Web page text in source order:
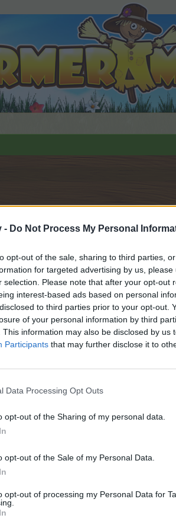
- Do Not Process My Personal
opt-out of the sale, sharing to third parties,
for targeted advertising by us,
selection. Please note that after your opt-out
interest-based ads based on personal
to third parties prior to your opt-out.
of your personal information by third
This information may also be disclosed by us
Participants that may further disclose it to
Data Processing Opt Outs
opt-out of the Sharing of my personal data.
opt-out of the Sale of my Personal Data.
opt-out of processing my Personal Data for
и да участвате в дискусиите,
се, ако нямате собствен
Уважаеми
ви празнични коледни
изпълни домовете ви с топлина и
нататък, заявява се веднъж за